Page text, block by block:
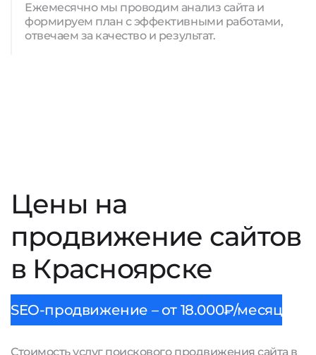
Ежемесячно мы проводим анализ сайта и
формируем план с эффективными работами,
отвечаем за качество и результат.
Цены на
продвижение сайтов
в Красноярске
SEO-продвижение – от 18.000₽/месяц
Стоимость услуг поискового продвижения сайта в